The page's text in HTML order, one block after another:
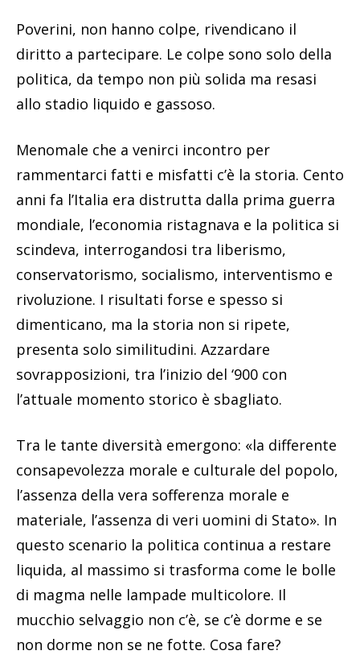
Poverini, non hanno colpe, rivendicano il
diritto a partecipare. Le colpe sono solo della
politica, da tempo non più solida ma resasi
allo stadio liquido e gassoso.
Menomale che a venirci incontro per
rammentarci fatti e misfatti c’è la storia. Cento
anni fa l’Italia era distrutta dalla prima guerra
mondiale, l’economia ristagnava e la politica si
scindeva, interrogandosi tra liberismo,
conservatorismo, socialismo, interventismo e
rivoluzione. I risultati forse e spesso si
dimenticano, ma la storia non si ripete,
presenta solo similitudini. Azzardare
sovrapposizioni, tra l’inizio del ‘900 con
l’attuale momento storico è sbagliato.
Tra le tante diversità emergono: «la differente
consapevolezza morale e culturale del popolo,
l’assenza della vera sofferenza morale e
materiale, l’assenza di veri uomini di Stato». In
questo scenario la politica continua a restare
liquida, al massimo si trasforma come le bolle
di magma nelle lampade multicolore. Il
mucchio selvaggio non c’è, se c’è dorme e se
non dorme non se ne fotte. Cosa fare?